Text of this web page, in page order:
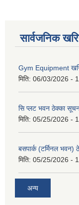
सार्वजनिक
Gym Equipment
मिति: 06/03/2026 -
सि प्लट भवन ठेक्का
मिति: 05/25/2026 -
बसपार्क (टर्मिनल भवन)
मिति: 05/25/2026 -
अन्य